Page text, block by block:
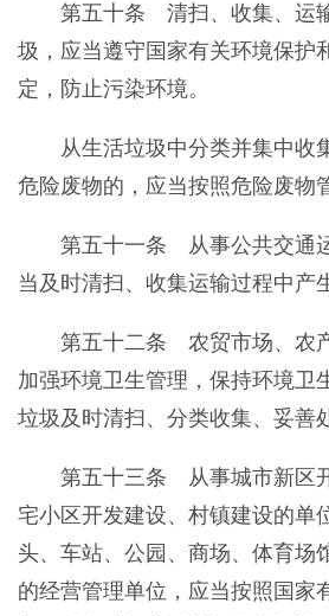
第五十条 清扫、收集、运输
圾，应当遵守国家有关环境保护
定，防止污染环境。
从生活垃圾中分类并集中收
危险废物的，应当按照危险废物
第五十一条 从事公共交通运
当及时清扫、收集运输过程中产
第五十二条 农贸市场、农产
加强环境卫生管理，保持环境卫
垃圾及时清扫、分类收集、妥善
第五十三条 从事城市新区开
宅小区开发建设、村镇建设的单
头、车站、公园、商场、体育场
的经营管理单位，应当按照国家